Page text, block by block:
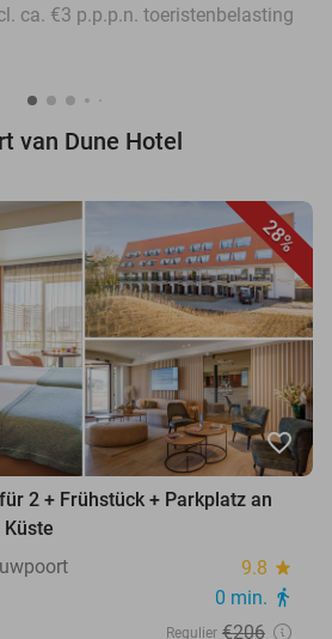
ca. €3 p.p.p.n. toeristenbelasting
van Dune Hotel
28%
favorite_border
2 + Frühstück + Parkplatz an
9.8 star
0 min. directions_walk
Regulier €206